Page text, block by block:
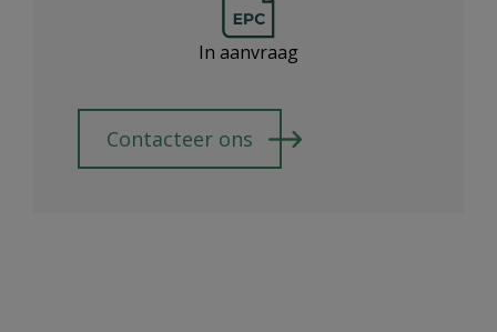
In aanvraag
Contacteer ons